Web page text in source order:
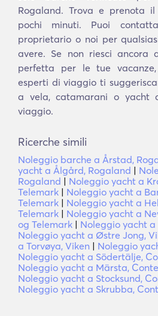
Rogaland. Trova e prenota
pochi minuti. Puoi
proprietario o noi per
avere. Se non riesci ancora
perfetta per le tue
esperti di viaggio ti
a vela, catamarani o yacht
viaggio.
Ricerche simili
Noleggio barche a Årstad,
yacht a Ålgård, Rogaland |
Rogaland | Noleggio yacht a
Telemark | Noleggio yacht a
Telemark | Noleggio yacht a
Telemark | Noleggio yacht a
og Telemark | Noleggio yacht a
Noleggio yacht a Østre Jong,
a Torvøya, Viken | Noleggio
Noleggio yacht a Södertälje,
Noleggio yacht a Märsta,
Noleggio yacht a Stocksund,
Noleggio yacht a Skrubba,